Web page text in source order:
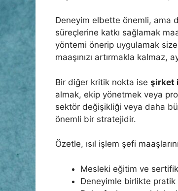
Deneyim elbette önemli, ama
süreçlerine katkı sağlamak
yöntemi önerip uygulamak
maaşınızı artırmakla kalmaz,
Bir diğer kritik nokta ise şirket
almak, ekip yönetmek veya
sektör değişikliği veya daha
önemli bir stratejidir.
Özetle, ısıl işlem şefi
Mesleki eğitim ve
Deneyimle birlikte